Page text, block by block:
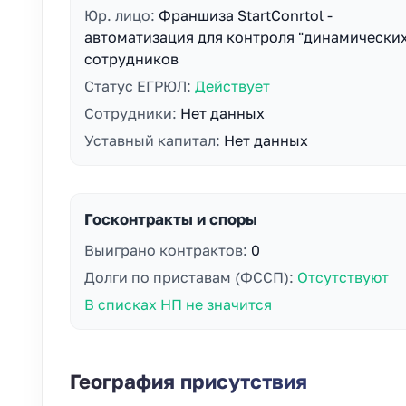
Юр. лицо: Франшиза StartConrtol -
автоматизация для контроля
сотрудников
Статус ЕГРЮЛ: Действует
Сотрудники: Нет данных
Уставный капитал: Нет данных
Госконтракты и споры
Выиграно контрактов: 0
Долги по приставам (ФССП): Отсутствуют
В списках НП не значится
География присутствия